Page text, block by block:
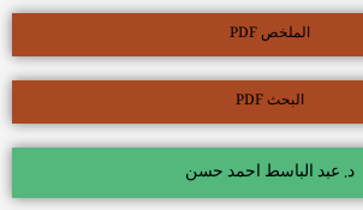
الملخص PDF
البحث PDF
د. عبد الباسط احمد حسن